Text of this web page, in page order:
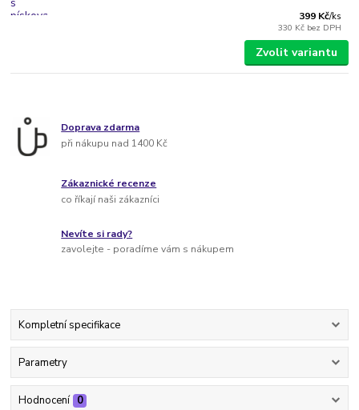
399 Kč/ks
330 Kč bez DPH
Zvolit variantu
Doprava zdarma
při nákupu nad 1400 Kč
Zákaznické recenze
co říkají naši zákazníci
Nevíte si rady?
zavolejte - poradíme vám s nákupem
Kompletní specifikace
Parametry
Hodnocení 0